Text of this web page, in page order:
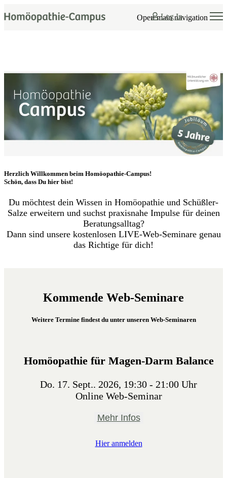
Open main navigation
Log In
Herzlich Willkommen beim Homöopathie-Campus!
Schön, dass Du hier bist!
Du möchtest dein Wissen in Homöopathie und Schüßler-
Salze erweitern und suchst praxisnahe Impulse für deinen
Beratungsalltag?
Dann sind unsere kostenlosen LIVE-Web-Seminare genau
das Richtige für dich!
Kommende Web-Seminare
Weitere Termine findest du unter unseren Web-Seminaren
Homöopathie für Magen-Darm Balance
Do. 17. Sept.. 2026, 19:30 - 21:00 Uhr
Online Web-Seminar
Mehr Infos
Hier anmelden